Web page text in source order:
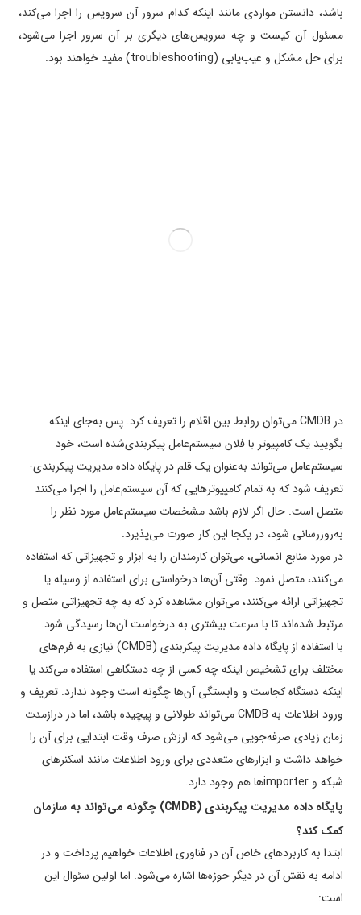
باشد، دانستن مواردی مانند اینکه کدام سرور آن سرویس را اجرا می‌کند،
مسئول آن کیست و چه سرویس­‌های دیگری بر آن سرور اجرا می­‌شود،
برای حل مشکل و عیب­‌یابی (troubleshooting) مفید خواهند بود.
در CMDB می‌توان روابط بین اقلام را تعریف کرد. پس به‌جای اینکه
بگویید یک کامپیوتر با فلان سیستم‌عامل پیکربندی‌شده است، خود
سیستم‌عامل می‌تواند به‌عنوان یک قلم در پایگاه داده مدیریت پیکربندی­
تعریف شود که به تمام کامپیوترهایی که آن سیستم‌عامل را اجرا می‌کنند
متصل است. حال اگر لازم باشد مشخصات سیستم‌عامل مورد نظر را
به‌روزرسانی شود، در یکجا این کار صورت می‌پذیرد.
در مورد منابع انسانی، می‌توان کارمندان را به ابزار و تجهیزاتی که استفاده
می­‌کنند، متصل نمود. وقتی آن‌ها درخواستی برای استفاده از وسیله یا
تجهیزاتی ارائه می­‌کنند، می‌توان مشاهده کرد که به چه تجهیزاتی متصل و
مرتبط شده‌اند تا با سرعت بیشتری به درخواست آن‌ها رسیدگی شود.
با استفاده از پایگاه داده مدیریت پیکربندی (CMDB) نیازی به فرم‌های
مختلف برای تشخیص اینکه چه کسی از چه دستگاهی استفاده می‌کند یا
اینکه دستگاه کجاست و وابستگی آن‌ها چگونه است وجود ندارد. تعریف و
ورود اطلاعات به CMDB می‌تواند طولانی و پیچیده باشد، اما در درازمدت
زمان زیادی صرفه‌جویی می‌شود که ارزش صرف وقت ابتدایی برای آن را
خواهد داشت و ابزارهای متعددی برای ورود اطلاعات مانند اسکنرهای
شبکه و importerها هم وجود دارد.
پایگاه داده مدیریت پیکربندی (CMDB) چگونه می‌تواند به سازمان
کمک کند؟
ابتدا به کاربردهای خاص آن در فناوری اطلاعات خواهیم پرداخت و در
ادامه به نقش آن در دیگر حوزه­‌ها اشاره می‌شود. اما اولین سئوال این
است: